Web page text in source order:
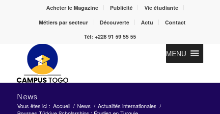
Acheter le Magazine Publicité
Vie étudiante
Métiers par secteur
Découverte Actu
Contact
Tél: +228 91 59 55 55
MENU
News
Vous êtes ici : Accueil / News / Actualités internationales /